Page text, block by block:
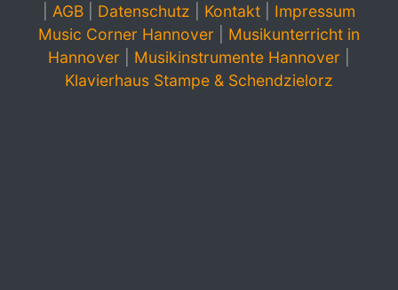
AGB Datenschutz Kontakt
Impressum
Music Corner Hannover
Musikunterricht in
Hannover
Musikinstrumente Hannover
Klavierhaus Stampe & Schendzielorz